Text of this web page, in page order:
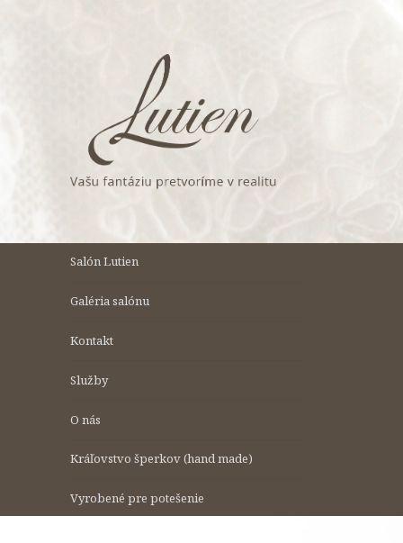
Salón Lutien
Galéria salónu
Kontakt
Služby
O nás
Kráľovstvo šperkov (hand made)
Vyrobené pre potešenie